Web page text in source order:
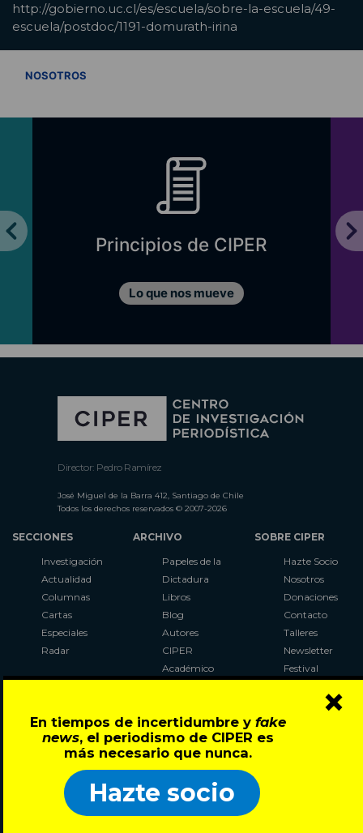
En tiempos de incertidumbre y fake
news, el periodismo de CIPER es
más necesario que nunca.
Hazte socio
×
http://gobierno.uc.cl/es/escuela/sobre-la-escuela/49-
escuela/postdoc/1191-domurath-irina
NOSOTROS
Principios de CIPER
Lo que nos mueve
Director: Pedro Ramírez
José Miguel de la Barra 412, Santiago de Chile
Todos los derechos reservados © 2007-2026
SECCIONES
Investigación
Actualidad
Columnas
Cartas
Especiales
Radar
ARCHIVO
Papeles de la
Dictadura
Libros
Blog
Autores
CIPER
Académico
Al Plebiscito
con CIPER
SOBRE CIPER
Hazte Socio
Nosotros
Donaciones
Contacto
Talleres
Newsletter
Festival